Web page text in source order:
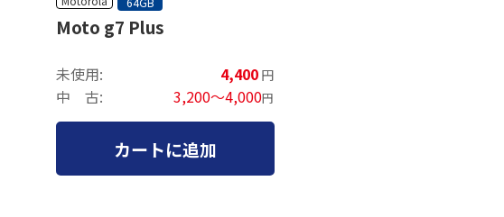
Moto g7 Plus
未使用: 4,400 円
中 古: 3,200～4,000円
カートに追加